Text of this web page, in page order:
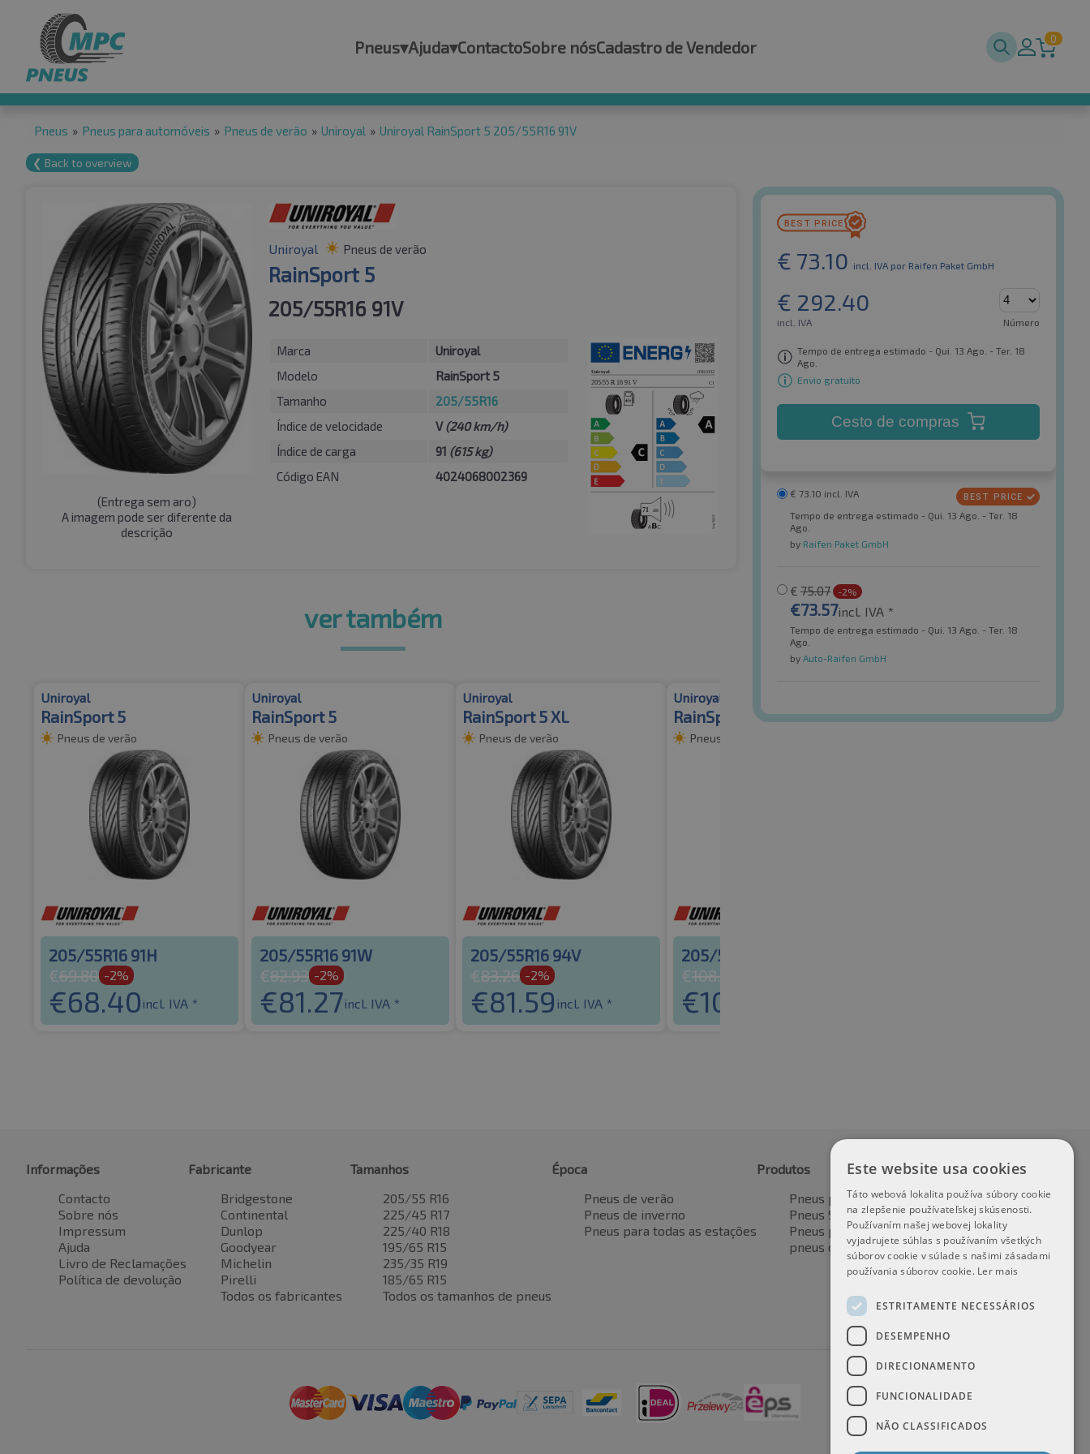
Pneus▾Ajuda▾ContactoSobre nósCadastro de Vendedor 0
Pneus » Pneus para automóveis » Pneus de verão » Uniroyal » Uniroyal RainSport 5 205/55R16 91V
❮ Back to overview
(Entrega sem aro)
A imagem pode ser diferente da
descrição
Uniroyal Pneus de verão
RainSport 5
205/55R16 91V
Marca
Uniroyal
Modelo
RainSport 5
Tamanho
205/55R16
Índice de velocidade
V(240 km/h)
Índice de carga
91 (615 kg)
Código EAN
4024068002369
€ 73.10 incl. IVA por Raifen Paket GmbH
€ 292.40
incl. IVA Número
Tempo de entrega estimado - Qui. 13 Ago. - Ter. 18
Ago.
Envio gratuito
Cesto de compras
€ 73.10 incl. IVA
Tempo de entrega estimado - Qui. 13 Ago. - Ter. 18
Ago.
by Raifen Paket GmbH
€ 75.07 -2%
€73.57incl. IVA *
Tempo de entrega estimado - Qui. 13 Ago. - Ter. 18
Ago.
by Auto-Raifen GmbH
ver também
Uniroyal
RainSport 5
Pneus de verão
205/55R16 91H
€69.80 -2%
€68.40 incl. IVA *
Uniroyal
RainSport 5
Pneus de verão
205/55R16 91W
€82.93 -2%
€81.27incl. IVA *
Uniroyal
RainSport 5 XL
Pneus de verão
205/55R16 94V
€83.26 -2%
€81.59 incl. IVA *
Uniroyal
RainSport 3 XL
Pneus de verão
205/55R16 94Y
€108.50
€106.32
DCO-Max TL
Informações
Contacto
Sobre nós
Impressum
Ajuda
Livro de Reclamações
Política de devolução
Fabricante
Bridgestone
Continental
Dunlop
Goodyear
Michelin
Pirelli
Todos os fabricantes
Tamanhos
205/55 R16
225/45 R17
225/40 R18
195/65 R15
235/35 R19
185/65 R15
Todos os tamanhos de pneus
Época
Pneus de verão
Pneus de inverno
Pneus para todas as estações
Produtos
Pneus para automóveis
Pneus SUV / 4x4
Pneus para veículos de transporte
pneus de motocicleta
Este website usa cookies
Táto webová lokalita používa súbory cookie
na zlepšenie používateľskej skúsenosti.
Používaním našej webovej lokality
vyjadrujete súhlas s používaním všetkých
súborov cookie v súlade s našimi zásadami
používania súborov cookie. Ler mais
ESTRITAMENTE NECESSÁRIOS
DESEMPENHO
DIRECIONAMENTO
FUNCIONALIDADE
NÃO CLASSIFICADOS